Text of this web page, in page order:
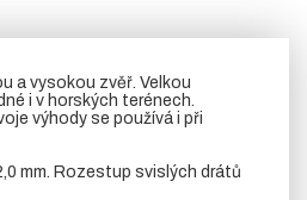
a vysokou zvěř. Velkou
i v horských terénech.
výhody se používá i při
mm. Rozestup svislých drátů